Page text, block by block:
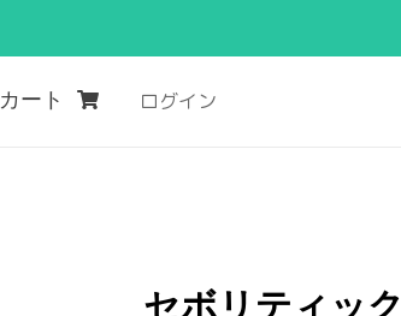
カート ログイン
セボリティッ